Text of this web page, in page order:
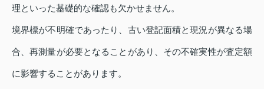
理といった基礎的な確認も欠かせません。
境界標が不明確であったり、古い登記面積と現況が異なる場
合、再測量が必要となることがあり、その不確実性が査定額
に影響することがあります。